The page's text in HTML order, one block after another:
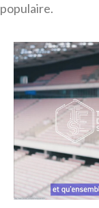
populaire.